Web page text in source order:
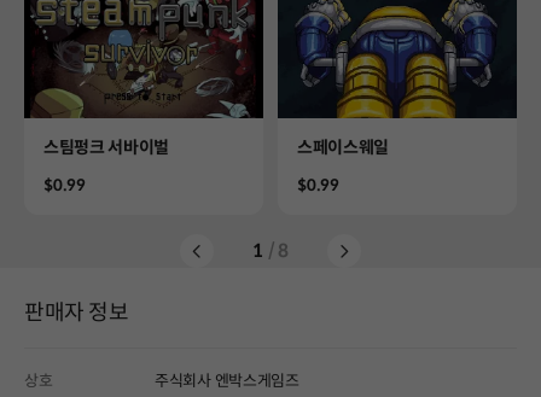
Product
스팀펑크 서바이벌
Price
$0.99
Product
스페이스웨일
Price
$0.99
1 / 8
판매자 정보
상호 주식회사 엔박스게임즈